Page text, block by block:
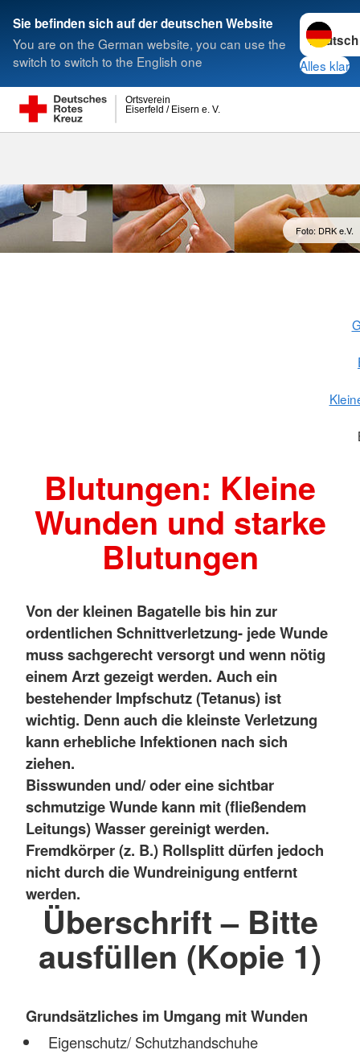
Sie befinden sich auf der deutschen Website
You are on the German website, you can use the
switch to switch to the English one
Sprache
Alles klar
Eiserfeld / Eisern e. V.
Ortsverein
Suche
Foto: DRK e.V.
Blutungen: Kleine
Wunden und starke
Blutungen
Von der kleinen Bagatelle bis hin zur
ordentlichen Schnittverletzung- jede Wunde
muss sachgerecht versorgt und wenn nötig
einem Arzt gezeigt werden. Auch ein
bestehender Impfschutz (Tetanus) ist
wichtig. Denn auch die kleinste Verletzung
kann erhebliche Infektionen nach sich
ziehen.
Bisswunden und/ oder eine sichtbar
schmutzige Wunde kann mit (fließendem
Leitungs) Wasser gereinigt werden.
Fremdkörper (z. B.) Rollsplitt dürfen jedoch
nicht durch die Wundreinigung entfernt
werden.
Überschrift – Bitte
ausfüllen (Kopie 1)
Grundsätzliches im Umgang mit Wunden
Eigenschutz/ Schutzhandschuhe